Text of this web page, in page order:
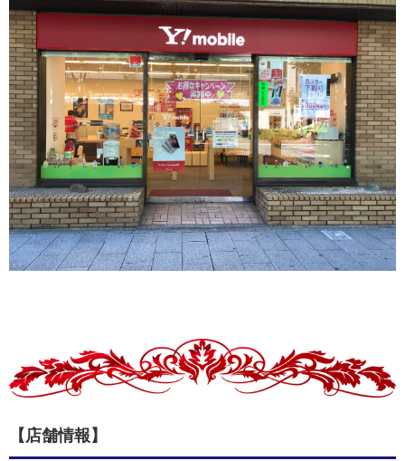
【店舗情報】